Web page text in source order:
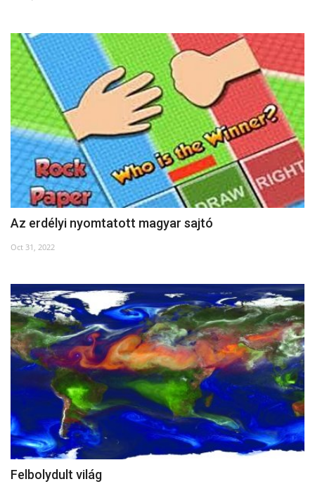
Történelem
Egészség
Gazdaság
Művészet
Sport
Sajtó
Humor
Napló postája
Galéria
Újság Archívum
Emlékezzünk †
Az erdélyi nyomtatott magyar sajtó
Oct 31, 2022
Felbolydult világ